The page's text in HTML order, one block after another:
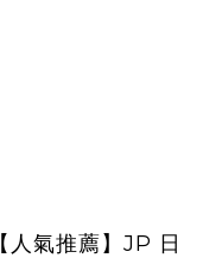
【人氣推薦】JP 日